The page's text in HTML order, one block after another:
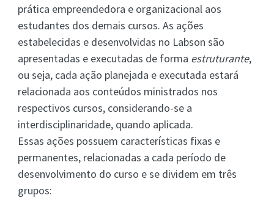
prática empreendedora e organizacional aos
estudantes dos demais cursos. As ações
estabelecidas e desenvolvidas no Labson são
apresentadas e executadas de forma estruturante,
ou seja, cada ação planejada e executada estará
relacionada aos conteúdos ministrados nos
respectivos cursos, considerando-se a
interdisciplinaridade, quando aplicada.
Essas ações possuem características fixas e
permanentes, relacionadas a cada período de
desenvolvimento do curso e se dividem em três
grupos: